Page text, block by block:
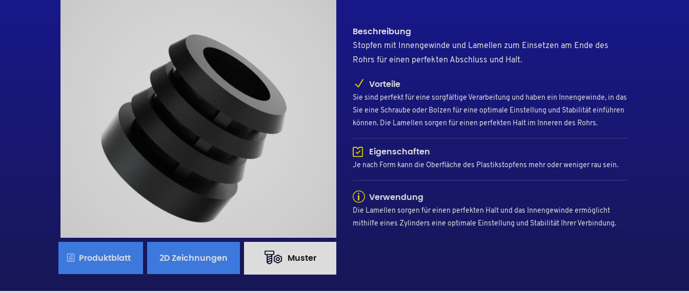
Produktblatt 2D Zeichnungen Muster
Beschreibung
Stopfen mit Innengewinde und Lamellen zum Einsetzen am Ende des
Rohrs für einen perfekten Abschluss und Halt.
Vorteile
Sie sind perfekt für eine sorgfältige Verarbeitung und haben ein Innengewinde, in das
Sie eine Schraube oder Bolzen für eine optimale Einstellung und Stabilität einführen
können. Die Lamellen sorgen für einen perfekten Halt im Inneren des Rohrs.
Eigenschaften
Je nach Form kann die Oberfläche des Plastikstopfens mehr oder weniger rau sein.
Verwendung
Die Lamellen sorgen für einen perfekten Halt und das Innengewinde ermöglicht
mithilfe eines Zylinders eine optimale Einstellung und Stabilität Ihrer Verbindung.